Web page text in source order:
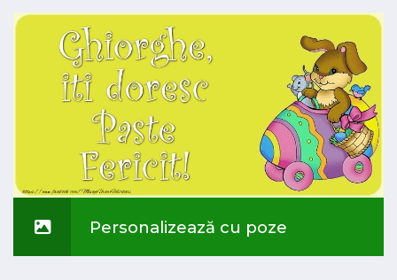
Personalizează cu poze